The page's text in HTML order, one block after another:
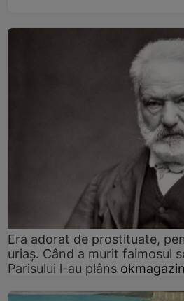
Era adorat de prostituate,
uriaș. Când a murit faimosul
Parisului l-au plâns